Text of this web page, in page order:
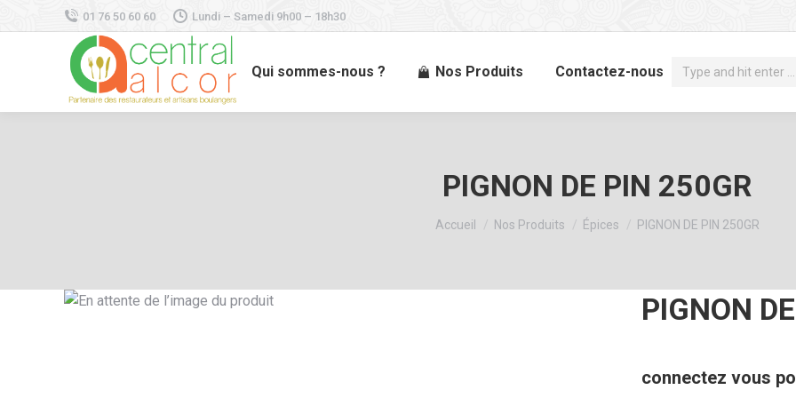
01 76 50 60 60 Lundi – Samedi 9h00 – 18h30
Qui sommes-nous ? Nos Produits Contactez-nous
Recherche
PIGNON DE PIN 250GR
Vous êtes ici :
Accueil Nos Produits Épices PIGNON DE PIN 250GR
PIGNON
connectez vous